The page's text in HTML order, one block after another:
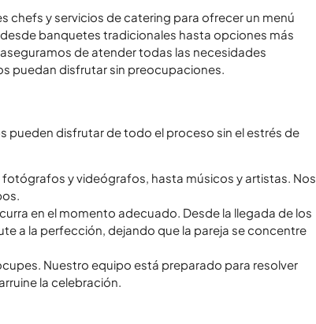
chefs y servicios de catering para ofrecer un menú
banquetes tradicionales hasta opciones más
de atender todas las necesidades
puedan disfrutar sin preocupaciones.
pueden disfrutar de todo el proceso sin el estrés de
y videógrafos, hasta músicos y artistas. Nos
en el momento adecuado. Desde la llegada de los
a la perfección, dejando que la pareja se concentre
Nuestro equipo está preparado para resolver
la celebración.